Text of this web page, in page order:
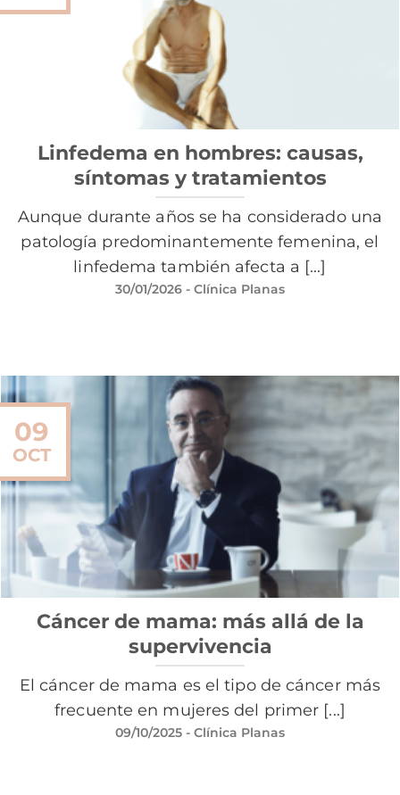
Linfedema en hombres: causas,
síntomas y tratamientos
Aunque durante años se ha considerado una
patología predominantemente femenina, el
linfedema también afecta a [...]
30/01/2026 - Clínica Planas
Cáncer de mama: más allá de la
supervivencia
El cáncer de mama es el tipo de cáncer más
frecuente en mujeres del primer [...]
09/10/2025 - Clínica Planas
09
OCT